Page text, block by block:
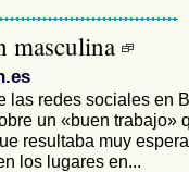
masculina
las redes sociales en
un «buen trabajo»
resultaba muy
los lugares en...